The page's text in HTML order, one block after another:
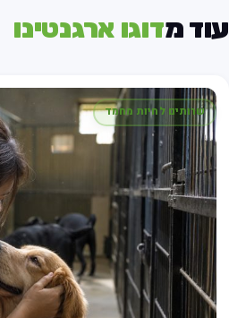
עוד מדוגו ארגנטינו
שרותים לחיות מחמד